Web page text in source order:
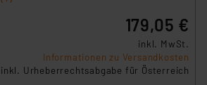
179,05 €
inkl. MwSt.
Informationen zu Versandkosten
inkl. Urheberrechtsabgabe für Österreich